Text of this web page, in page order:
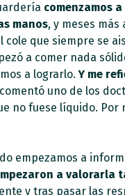
comenzamos
manos, y meses
que siempre se
a comer nada
a lograrlo.Y me
uno de los
no fuese líquido.
empezamos a
a valorarla
y tras pasar las